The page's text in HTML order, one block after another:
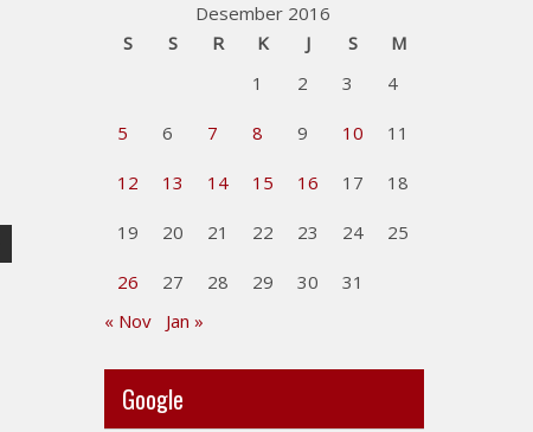
Desember 2016
S
S R K J S
M
1
2 3 4
5 6 7 8 9 10 11
12 13 14 15 16 17 18
19 20 21 22 23 24 25
26 27 28 29 30
31
« Nov
Jan »
Google